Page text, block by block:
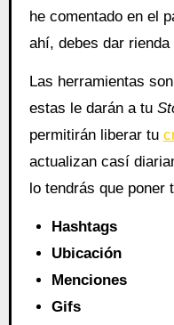
he comentado en el
ahí, debes dar
Las herramientas
estas le darán a tu
permitirán liberar tu
actualizan casí
lo tendrás que poner
Hashtags
Ubicación
Menciones
Gifs